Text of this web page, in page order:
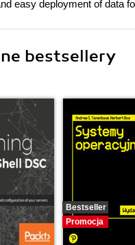
easy deployment of data
bestsellery
Bestseller
Promocja